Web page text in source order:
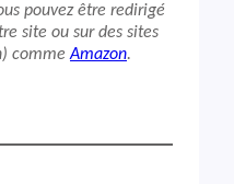
pouvez être redirigé
site ou sur des sites
commeAmazon.